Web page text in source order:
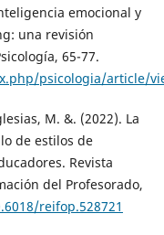
emocional y
una revisión
65-77.
psicologia/article/
M. &. (2022). La
de estilos de
Revista
del Profesorado,
reifop.528721